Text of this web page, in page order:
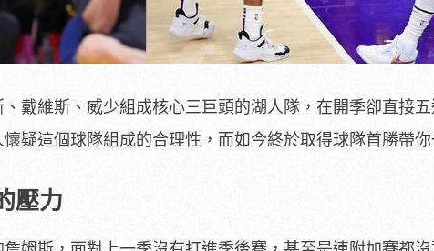
戴維斯、威少組成核心三巨頭的湖人隊，在開季卻直接
疑這個球隊組成的合理性，而如今終於取得球隊首勝帶你
壓力